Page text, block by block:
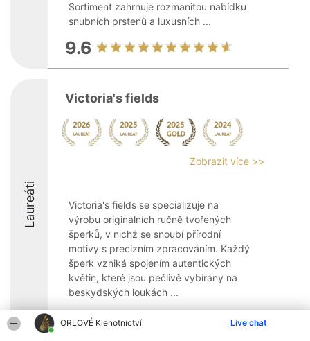
ORLOVÉ Klenotnictví Live chat
Sortiment zahrnuje rozmanitou nabídku
snubních prstenů a luxusních ...
9.6
Laureáti
Victoria's fields
Zobrazit více >>
Victoria's fields se specializuje na
výrobu originálních ručně tvořených
šperků, v nichž se snoubí přírodní
motivy s precizním zpracováním. Každý
šperk vzniká spojením autentických
květin, které jsou pečlivě vybírány na
beskydských loukách ...
10